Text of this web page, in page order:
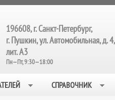
196608, г. Санкт-Петербург,
г. Пушкин, ул. Автомобильная, д. 4,
лит. А3
Пн—Пт, 9:30—18:00
СПРАВОЧНИК